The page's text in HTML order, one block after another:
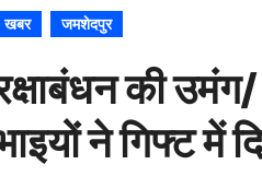
खबर जमशेदपुर
की
ने गिफ्ट में